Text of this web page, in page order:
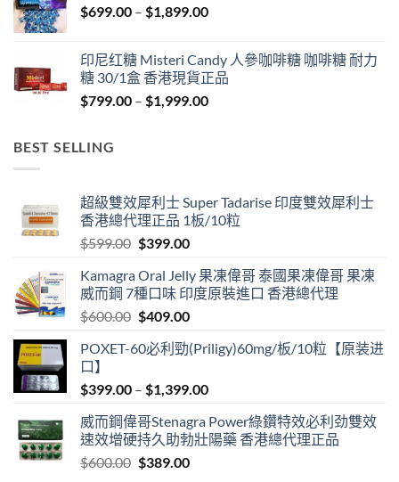
$1,849.00
$699.00 – $1,899.00Price
through
$1,899.00
印尼红糖 Misteri Candy 人參咖啡糖 咖啡糖 耐力
糖 30/1盒 香港現貨正品
$799.00 – $1,999.00Price
BEST SELLING
超級雙效犀利士 Super Tadarise 印度雙效犀利士
香港總代理正品 1板/10粒
$599.00 Original
was:
$599.00.
$399.00Current
is:
$399.00.
Kamagra Oral Jelly 果凍偉哥 泰國果凍偉哥 果凍
威而鋼 7種口味 印度原裝進口 香港總代理
$600.00 Original
was:
$409.00Current
is:
POXET-60必利勁(Priligy)60mg/板/10粒【原装进
口】
$399.00 – $1,399.00Price
$399.00
through
威而鋼偉哥Stenagra Power綠鑽特效必利劲雙效
速效增硬持久助勃壯陽藥 香港總代理正品
$600.00 Original
$389.00Current